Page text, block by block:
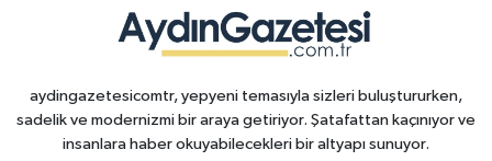
aydingazetesicomtr, yepyeni temasıyla sizleri buluştururken,
sadelik ve modernizmi bir araya getiriyor. Şatafattan kaçınıyor ve
insanlara haber okuyabilecekleri bir altyapı sunuyor.